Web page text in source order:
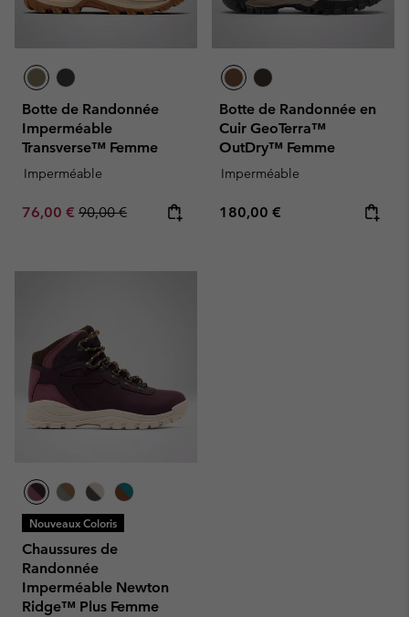
Botte de Randonnée
Imperméable
Transverse™ Femme
Imperméable
Sale price:
76,00 € Regular price:
90,00 €
Botte de Randonnée en
Cuir GeoTerra™
OutDry™ Femme
Imperméable
Regular price:
180,00 €
Nouveaux Coloris
Chaussures de
Randonnée
Imperméable Newton
Ridge™ Plus Femme